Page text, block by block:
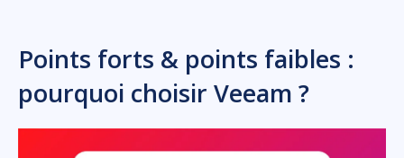
Points forts & points faibles :
pourquoi choisir Veeam ?